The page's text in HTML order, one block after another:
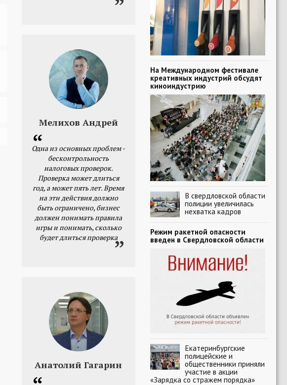
Мелихов Андрей
Одна из основных проблем -
бесконтрольность
налоговых проверок.
Проверка может длиться
год, а может пять лет. Время
на эти действия должно
быть ограничено, бизнес
должен понимать правила
игры и понимать, сколько
будет длиться проверка
Анатолий Гагарин
На Международном фестивале
креативных индустрий обсудят
киноиндустрию
В свердловской области
полиции увеличилась
нехватка кадров
Режим ракетной опасности
введен в Свердловской области
Екатеринбургские
полицейские и
общественники приняли
участие в акции
«Зарядка со стражем порядка»